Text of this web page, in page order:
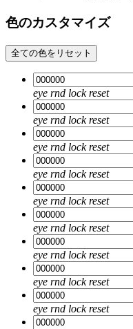
色のカスタマイズ
全ての色をリセット
eye rnd lock reset
eye rnd lock reset
eye rnd lock reset
eye rnd lock reset
eye rnd lock reset
eye rnd lock reset
eye rnd lock reset
eye rnd lock reset
eye rnd lock reset